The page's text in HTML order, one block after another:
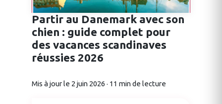
Partir au Danemark avec son
chien : guide complet pour
des vacances scandinaves
réussies 2026
Mis à jour le 2 juin 2026 · 11 min de lecture